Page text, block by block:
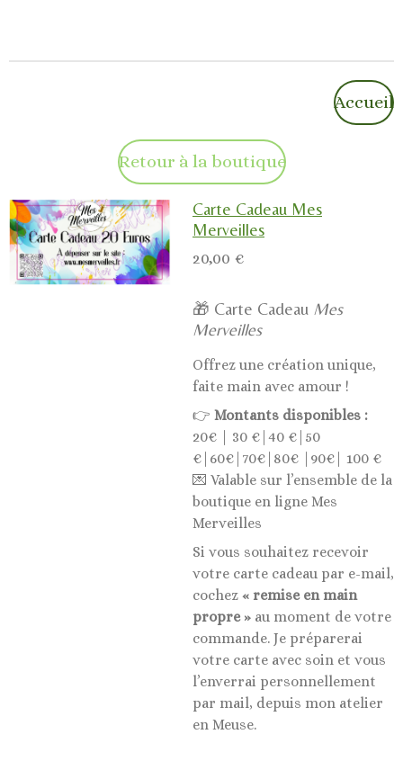
Accueil
Retour à la boutique
Carte Cadeau Mes
Merveilles
20,00 €
🎁 Carte Cadeau Mes
Merveilles
Offrez une création unique,
faite main avec amour !
👉 Montants disponibles :
20€ | 30 €|40 €|50
€|60€|70€|80€ |90€| 100 €
💌 Valable sur l’ensemble de la
boutique en ligne Mes
Merveilles
Si vous souhaitez recevoir
votre carte cadeau par e-mail,
cochez « remise en main
propre » au moment de votre
commande. Je préparerai
votre carte avec soin et vous
l’enverrai personnellement
par mail, depuis mon atelier
en Meuse.